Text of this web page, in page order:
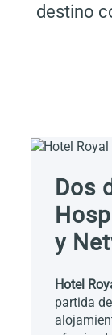
destino
Dos
y
Hotel
partida